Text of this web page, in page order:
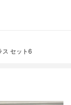
ス セット6